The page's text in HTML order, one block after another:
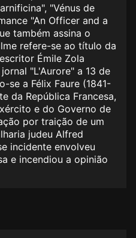
"Vénus de
"An Officer and a
também assina o
refere-se ao título da
Émile Zola
"L'Aurore" a 13 de
se a Félix Faure (1841-
da República Francesa,
e do Governo de
por traição de um
judeu Alfred
incidente envolveu
e incendiou a opinião